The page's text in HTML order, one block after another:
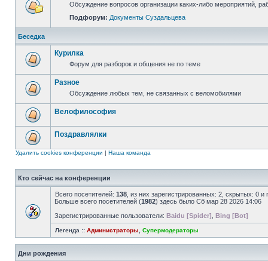
Обсуждение вопросов организации каких-либо мероприятий,
Подфорум: Документы Суздальцева
Беседка
Курилка
Форум для разборок и общения не по теме
Разное
Обсуждение любых тем, не связанных с веломобилями
Велофилософия
Поздравлялки
Удалить cookies конференции | Наша команда
Кто сейчас на конференции
Всего посетителей: 138 , из них зарегистрированных: 2, скрытых: 0
Больше всего посетителей (1982) здесь было Сб мар 28 2026 14:06
Зарегистрированные пользователи: Baidu [Spider] Bing [Bot]
Легенда :: Администраторы Супермодераторы
Дни рождения